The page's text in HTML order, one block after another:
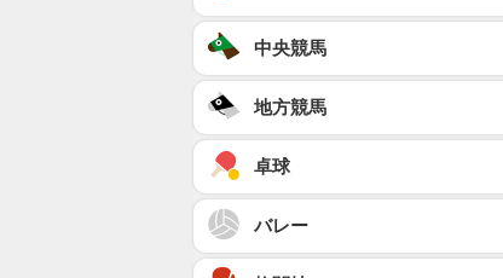
中央競馬
地方競馬
卓球
バレー